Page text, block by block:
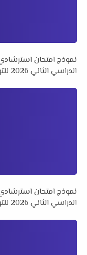
نموذج امتحان
الدراسي الثاني 2026 للتوجيه العام بدمياط
نموذج امتحان
الدراسي الثاني 2026 للتوجيه العام بدمياط